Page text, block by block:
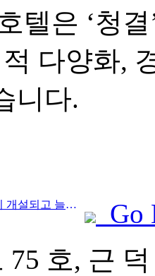
텔은 ‘청
다양화,
니다.
Prev:최근 국제노선이 많이 개설되고 늘어나고 있습니다.
Go
75 호, 근